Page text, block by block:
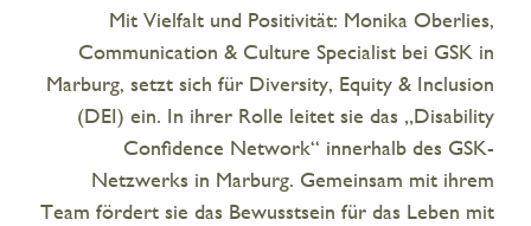
Mit Vielfalt und Positivität: Monika Oberlies,
Communication & Culture Specialist bei GSK in
Marburg, setzt sich für Diversity, Equity & Inclusion
(DEI) ein. In ihrer Rolle leitet sie das „Disability
Confidence Network“ innerhalb des GSK-
Netzwerks in Marburg. Gemeinsam mit ihrem
Team fördert sie das Bewusstsein für das Leben mit